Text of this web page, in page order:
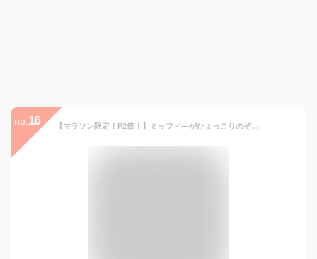
no. 16 【マラソン限定！P2倍！】ミッフィ—がひょっこりのぞくもこもこボアスリッパ『ボアッパミッフィー』M：約21cm〜23cm/L：約23cm〜25cm ギフト【もこもこ特集】【メール便不可】